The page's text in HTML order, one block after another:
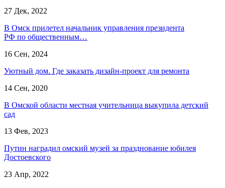
27 Дек, 2022
В Омск прилетел начальник управления президента
РФ по общественным…
16 Сен, 2024
Уютный дом. Где заказать дизайн-проект для ремонта
14 Сен, 2020
В Омской области местная учительница выкупила детский
сад
13 Фев, 2023
Путин наградил омский музей за празднование юбилея
Достоевского
23 Апр, 2022